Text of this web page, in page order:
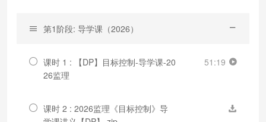
第1阶段: 导学课（2026）
课时 1 : 【DP】目标控制-导学课-20
26监理
51:19
课时 2 : 2026监理《目标控制》导